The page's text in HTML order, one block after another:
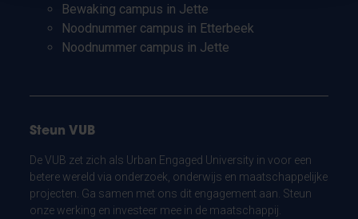
Bewaking campus in Jette
Noodnummer campus in Etterbeek
Noodnummer campus in Jette
Steun VUB
De VUB zet zich als Urban Engaged University in voor een
betere wereld via onderzoek, onderwijs en maatschappelijke
projecten. Ga samen met ons dit engagement aan. Steun
onze werking en investeer mee in de maatschappij.